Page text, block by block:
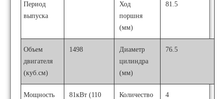
Период
выпуска
Ход
поршня
(мм)
81.5
Объем
двигателя
(куб.см)
1498
Диаметр
цилиндра
(мм)
76.5
Мощность
81кВт (110
Количество
4